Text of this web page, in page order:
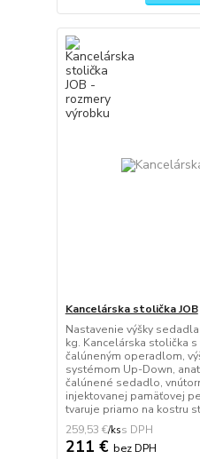
Kancelárska stolička JOB
Nastavenie výšky
kg. Kancelárska stolička
čalúneným operadlom,
systémom Up-Down,
čalúnené sedadlo,
injektovanej pamäťovej
tvaruje priamo na kostru
259,53 €/ks
211 € bez DPH